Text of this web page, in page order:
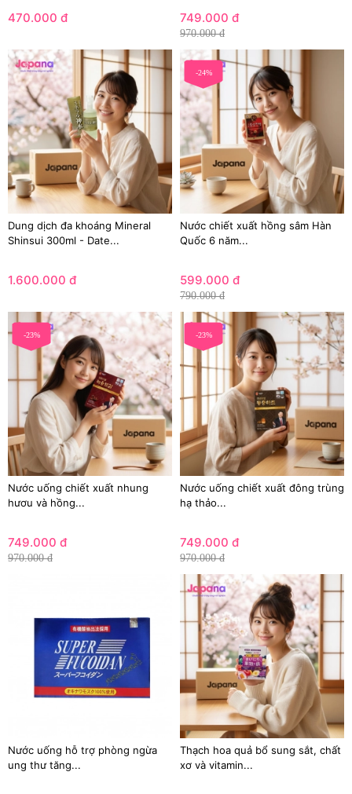
470.000 đ 749.000 đ
970.000 đ
Dung dịch đa khoáng Mineral
Shinsui 300ml - Date...
1.600.000 đ
-24%
Nước chiết xuất hồng sâm Hàn
Quốc 6 năm...
599.000 đ
790.000 đ
-23%
Nước uống chiết xuất nhung
hươu và hồng...
749.000 đ
970.000 đ
-23%
Nước uống chiết xuất đông trùng
hạ thảo...
749.000 đ
970.000 đ
Nước uống hỗ trợ phòng ngừa
ung thư tăng...
Thạch hoa quả bổ sung sắt, chất
xơ và vitamin...